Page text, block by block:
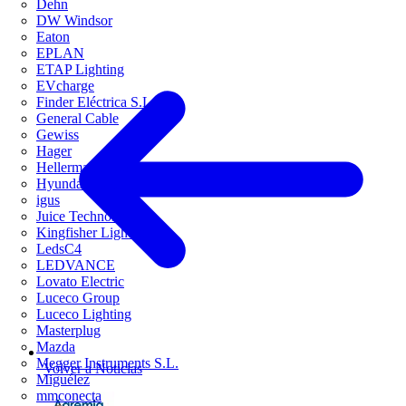
Dehn
DW Windsor
Eaton
EPLAN
ETAP Lighting
EVcharge
Finder Eléctrica S.L.U
General Cable
Gewiss
Hager
HellermannTyton
Hyundai Electric
igus
Juice Technology
Kingfisher Lighting
LedsC4
LEDVANCE
Lovato Electric
Luceco Group
Luceco Lighting
Masterplug
Mazda
Megger Instruments S.L.
Miguélez
mmconecta
Volver a Noticias